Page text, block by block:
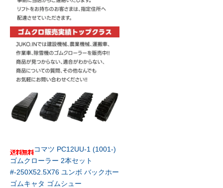
コマツ PC12UU-1 (1001-)
ゴムクローラー 2本セット
#-250X52.5X76 ユンボ バックホー
ゴムキャタ ゴムシュー